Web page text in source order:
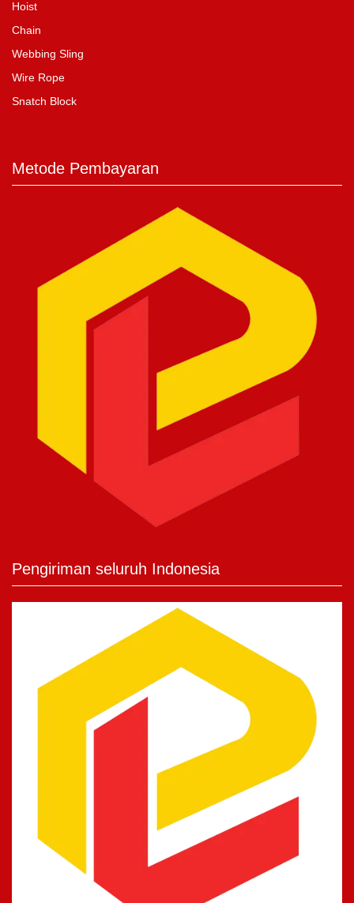
Hoist
Chain
Webbing Sling
Wire Rope
Snatch Block
Metode Pembayaran
Pengiriman seluruh Indonesia